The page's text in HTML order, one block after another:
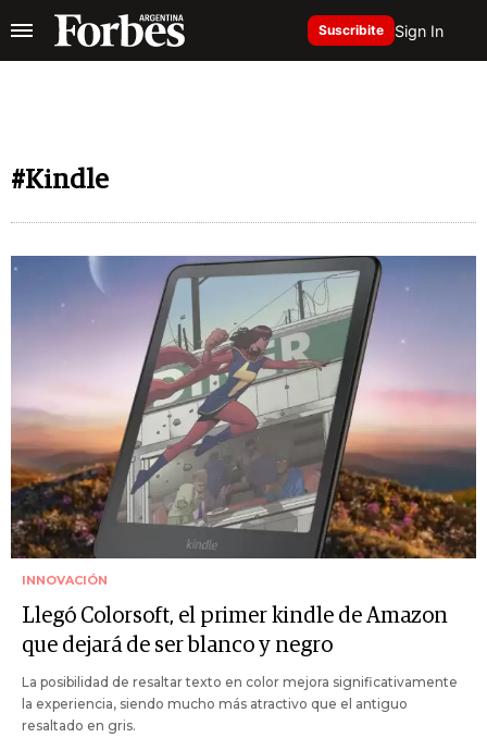
Suscribite Sign In
#Kindle
INNOVACIÓN
Llegó Colorsoft, el primer kindle de Amazon
que dejará de ser blanco y negro
La posibilidad de resaltar texto en color mejora significativamente
la experiencia, siendo mucho más atractivo que el antiguo
resaltado en gris.